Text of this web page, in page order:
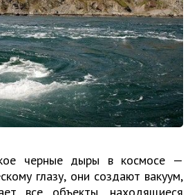
черные дыры в космосе —
глазу, они создают вакуум,
все объекты, находящиеся